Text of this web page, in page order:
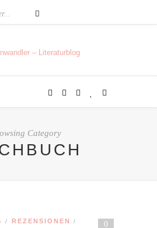
Category
0
/ REZENSIONEN /